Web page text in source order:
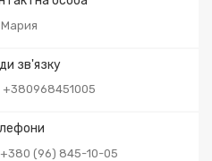
Мария
+380968451005
+380 (96) 845-10-05